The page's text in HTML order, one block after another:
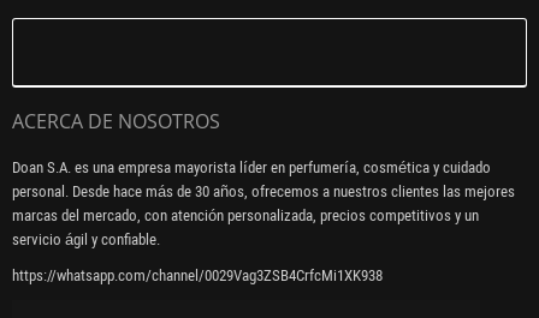
ACERCA DE NOSOTROS
Doan S.A. es una empresa mayorista líder en perfumería, cosmética y cuidado
personal. Desde hace más de 30 años, ofrecemos a nuestros clientes las mejores
marcas del mercado, con atención personalizada, precios competitivos y un
servicio ágil y confiable.
https://whatsapp.com/channel/0029Vag3ZSB4CrfcMi1XK938